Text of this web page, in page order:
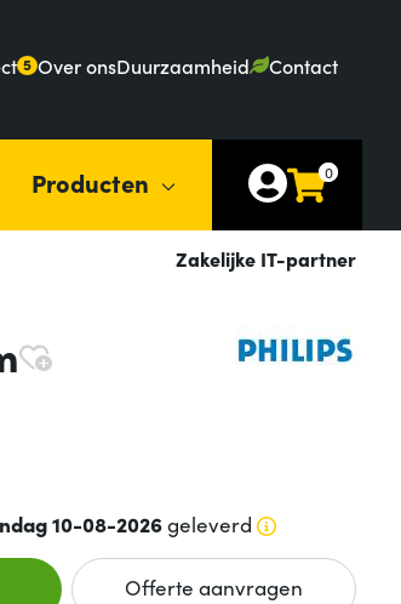
5 Over onsDuurzaamheid Contact
Producten 0
Zakelijke IT-partner
10-08-2026geleverd
Offerte aanvragen